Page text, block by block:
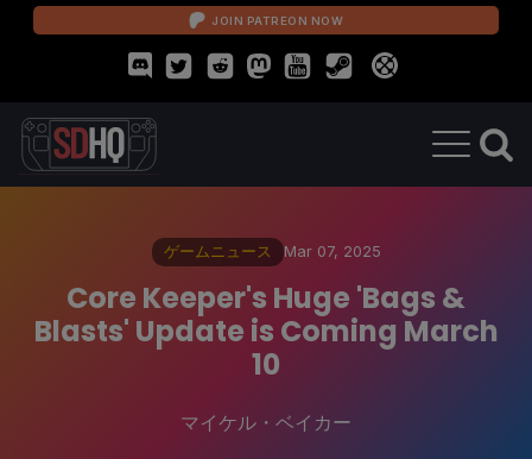
JOIN PATREON NOW
ゲームニュース Mar 07, 2025
Core Keeper's Huge 'Bags &
Blasts' Update is Coming March
10
マイケル・ベイカー